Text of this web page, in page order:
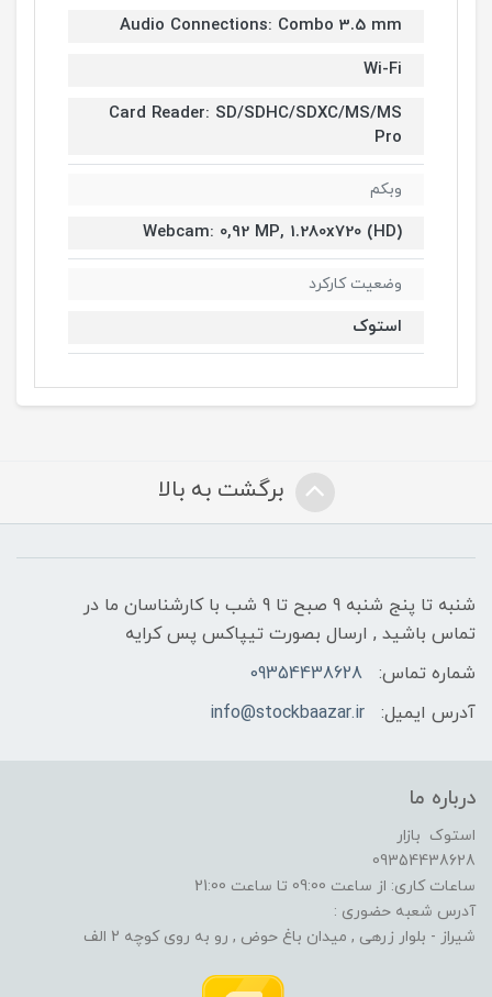
Audio Connections: Combo 3.5 mm
Wi-Fi
Card Reader: SD/SDHC/SDXC/MS/MS
Pro
وبکم
Webcam: 0,92 MP, 1.280x720 (HD)
وضعیت کارکرد
استوک
برگشت به بالا
شنبه تا پنج شنبه 9 صبح تا 9 شب با کارشناسان ما در
تماس باشید , ارسال بصورت تیپاکس پس کرایه
شماره تماس:
09354438628
آدرس ایمیل:
info@stockbaazar.ir
درباره ما
استوک بازار
09354438628
ساعات کاری: از ساعت 09:00 تا ساعت 21:00
آدرس شعبه حضوری :
شیراز - بلوار زرهی , میدان باغ حوض , رو به روی کوچه 2 الف